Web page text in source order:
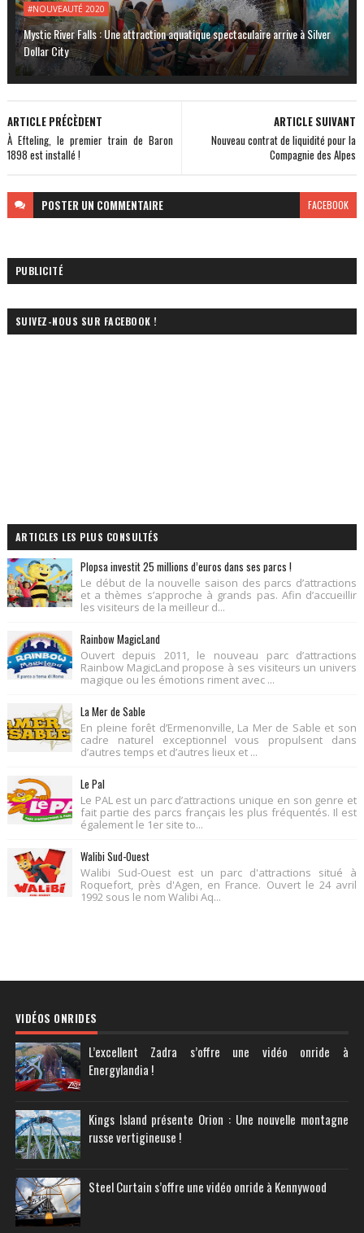
#NOUVEAUTÉ 2020
Mystic River Falls : Une attraction aquatique spectaculaire arrive à Silver
Dollar City
ARTICLE SUIVANT
Nouveau contrat de liquidité pour la
Compagnie des Alpes
ARTICLE PRÉCÈDENT
À Efteling, le premier train de Baron
1898 est installé !
POSTER UN COMMENTAIRE FACEBOOK
PUBLICITÉ
SUIVEZ-NOUS SUR FACEBOOK !
ARTICLES LES PLUS CONSULTÉS
Plopsa investit 25 millions d’euros dans ses parcs !
Le début de la nouvelle saison des parcs d’attractions
et a thèmes s’approche à grands pas. Afin d’accueillir
les visiteurs de la meilleur d...
Rainbow MagicLand
Ouvert depuis 2011, le nouveau parc d’attractions
Rainbow MagicLand propose à ses visiteurs un univers
magique ou les émotions riment avec ...
La Mer de Sable
En pleine forêt d’Ermenonville, La Mer de Sable et son
cadre naturel exceptionnel vous propulsent dans
d’autres temps et d’autres lieux et ...
Le Pal
Le PAL est un parc d’attractions unique en son genre et
fait partie des parcs français les plus fréquentés. Il est
également le 1er site to...
Walibi Sud-Ouest
Walibi Sud-Ouest est un parc d'attractions situé à
Roquefort, près d'Agen, en France. Ouvert le 24 avril
1992 sous le nom Walibi Aq...
VIDÉOS ONRIDES
L’excellent Zadra s’offre une vidéo onride à
Energylandia !
Kings Island présente Orion : Une nouvelle montagne
russe vertigineuse !
Steel Curtain s’offre une vidéo onride à Kennywood